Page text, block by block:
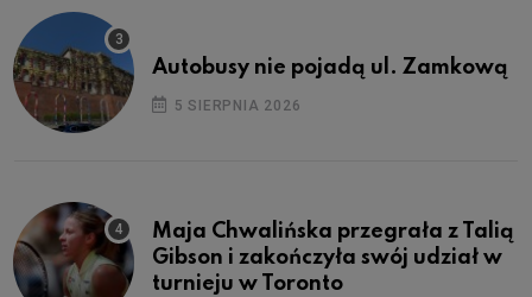
Autobusy nie pojadą ul. Zamkową
5 SIERPNIA 2026
Maja Chwalińska przegrała z Talią
Gibson i zakończyła swój udział w
turnieju w Toronto